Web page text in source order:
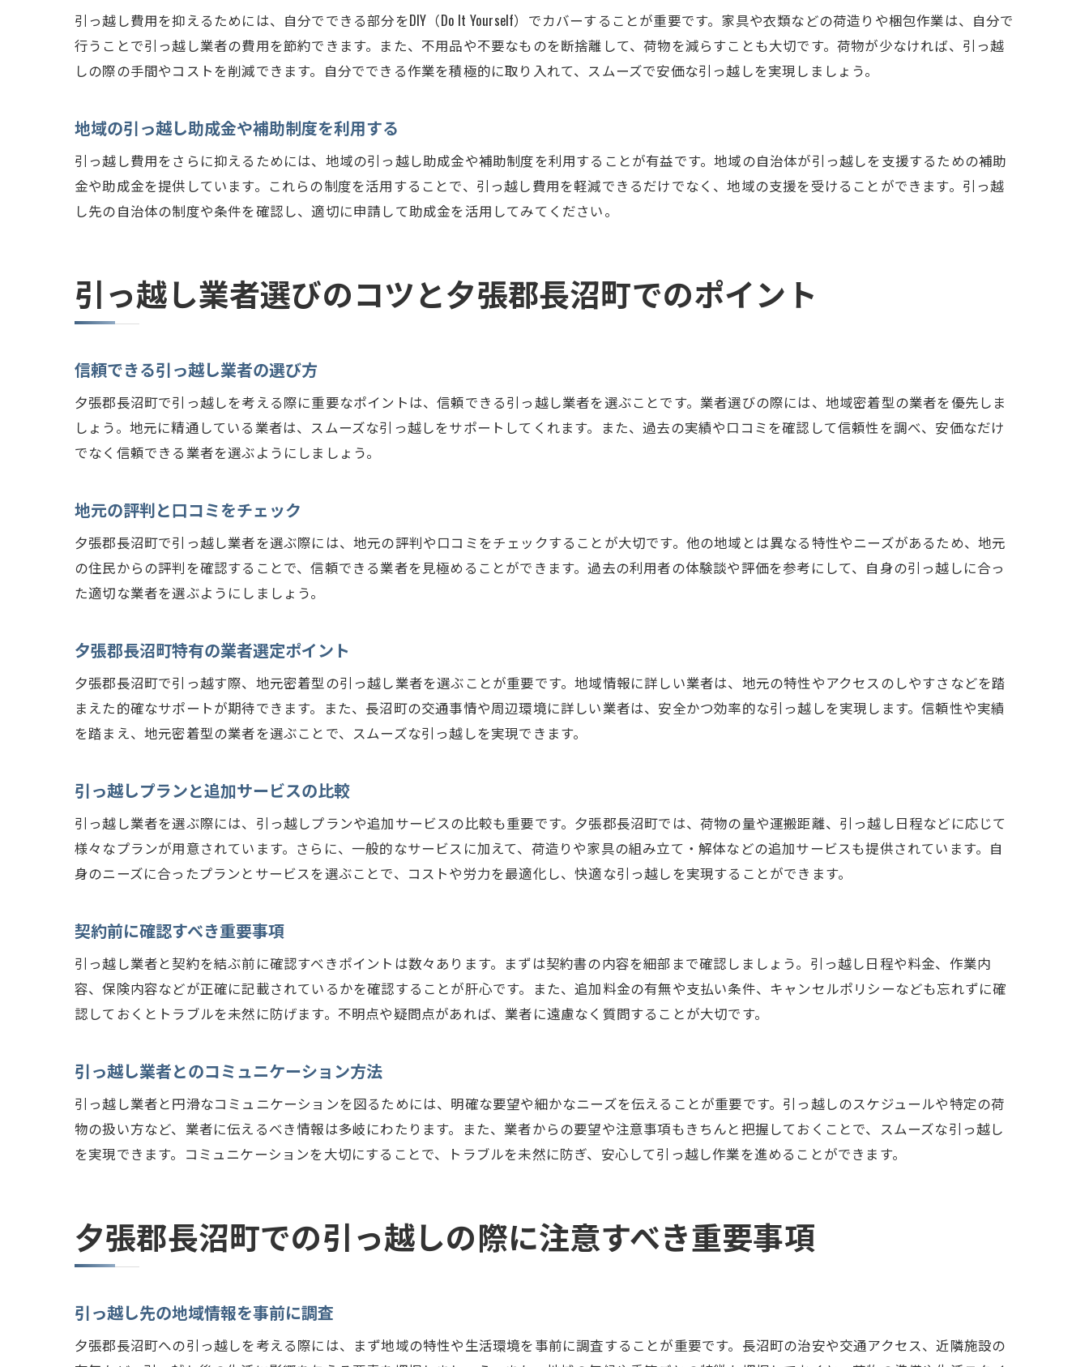
引っ越し資材の準備と管理
引っ越し前の連絡先変更手続き
新居の掃除と準備
夕張郡長沼町での引っ越しを成功させるための準備と計画
引っ越しプランニングの重要性
家族全員での役割分担
引っ越し前の断捨離でスッキリ
引っ越し後のトラブルを防ぐための準備
引っ越し業者のキャンペーンを活用
プロとアマチュアを組み合わせた引っ越し
引っ越しに便利な荷物預かりサービス
引っ越し後の生活をスムーズに始めるための準備
引っ越し費用を抑えるためには、自分でできる部分をDIY（Do It Yourself）でカバーすることが重要です。家具や衣類などの荷造りや梱包作業は、自分で
行うことで引っ越し業者の費用を節約できます。また、不用品や不要なものを断捨離して、荷物を減らすことも大切です。荷物が少なければ、引っ越
しの際の手間やコストを削減できます。自分でできる作業を積極的に取り入れて、スムーズで安価な引っ越しを実現しましょう。
地域の引っ越し助成金や補助制度を利用する
引っ越し費用をさらに抑えるためには、地域の引っ越し助成金や補助制度を利用することが有益です。地域の自治体が引っ越しを支援するための補助
金や助成金を提供しています。これらの制度を活用することで、引っ越し費用を軽減できるだけでなく、地域の支援を受けることができます。引っ越
し先の自治体の制度や条件を確認し、適切に申請して助成金を活用してみてください。
引っ越し業者選びのコツと夕張郡長沼町でのポイント
信頼できる引っ越し業者の選び方
夕張郡長沼町で引っ越しを考える際に重要なポイントは、信頼できる引っ越し業者を選ぶことです。業者選びの際には、地域密着型の業者を優先しま
しょう。地元に精通している業者は、スムーズな引っ越しをサポートしてくれます。また、過去の実績や口コミを確認して信頼性を調べ、安価なだけ
でなく信頼できる業者を選ぶようにしましょう。
地元の評判と口コミをチェック
夕張郡長沼町で引っ越し業者を選ぶ際には、地元の評判や口コミをチェックすることが大切です。他の地域とは異なる特性やニーズがあるため、地元
の住民からの評判を確認することで、信頼できる業者を見極めることができます。過去の利用者の体験談や評価を参考にして、自身の引っ越しに合っ
た適切な業者を選ぶようにしましょう。
夕張郡長沼町特有の業者選定ポイント
夕張郡長沼町で引っ越す際、地元密着型の引っ越し業者を選ぶことが重要です。地域情報に詳しい業者は、地元の特性やアクセスのしやすさなどを踏
まえた的確なサポートが期待できます。また、長沼町の交通事情や周辺環境に詳しい業者は、安全かつ効率的な引っ越しを実現します。信頼性や実績
を踏まえ、地元密着型の業者を選ぶことで、スムーズな引っ越しを実現できます。
引っ越しプランと追加サービスの比較
引っ越し業者を選ぶ際には、引っ越しプランや追加サービスの比較も重要です。夕張郡長沼町では、荷物の量や運搬距離、引っ越し日程などに応じて
様々なプランが用意されています。さらに、一般的なサービスに加えて、荷造りや家具の組み立て・解体などの追加サービスも提供されています。自
身のニーズに合ったプランとサービスを選ぶことで、コストや労力を最適化し、快適な引っ越しを実現することができます。
契約前に確認すべき重要事項
引っ越し業者と契約を結ぶ前に確認すべきポイントは数々あります。まずは契約書の内容を細部まで確認しましょう。引っ越し日程や料金、作業内
容、保険内容などが正確に記載されているかを確認することが肝心です。また、追加料金の有無や支払い条件、キャンセルポリシーなども忘れずに確
認しておくとトラブルを未然に防げます。不明点や疑問点があれば、業者に遠慮なく質問することが大切です。
引っ越し業者とのコミュニケーション方法
引っ越し業者と円滑なコミュニケーションを図るためには、明確な要望や細かなニーズを伝えることが重要です。引っ越しのスケジュールや特定の荷
物の扱い方など、業者に伝えるべき情報は多岐にわたります。また、業者からの要望や注意事項もきちんと把握しておくことで、スムーズな引っ越し
を実現できます。コミュニケーションを大切にすることで、トラブルを未然に防ぎ、安心して引っ越し作業を進めることができます。
夕張郡長沼町での引っ越しの際に注意すべき重要事項
引っ越し先の地域情報を事前に調査
夕張郡長沼町への引っ越しを考える際には、まず地域の特性や生活環境を事前に調査することが重要です。長沼町の治安や交通アクセス、近隣施設の